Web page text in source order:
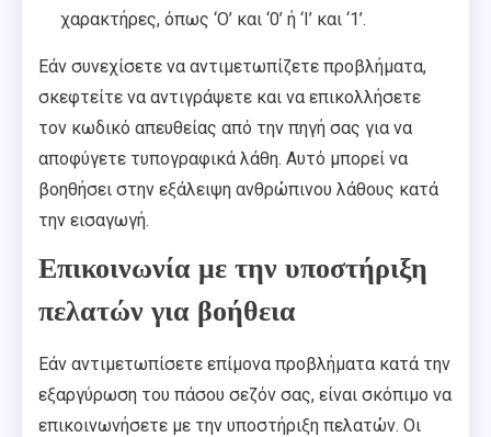
χαρακτήρες, όπως ‘O’ και ‘0’ ή ‘I’ και ‘1’.
Εάν συνεχίσετε να αντιμετωπίζετε προβλήματα,
σκεφτείτε να αντιγράψετε και να επικολλήσετε
τον κωδικό απευθείας από την πηγή σας για να
αποφύγετε τυπογραφικά λάθη. Αυτό μπορεί να
βοηθήσει στην εξάλειψη ανθρώπινου λάθους κατά
την εισαγωγή.
Επικοινωνία με την υποστήριξη
πελατών για βοήθεια
Εάν αντιμετωπίσετε επίμονα προβλήματα κατά την
εξαργύρωση του πάσου σεζόν σας, είναι σκόπιμο να
επικοινωνήσετε με την υποστήριξη πελατών. Οι